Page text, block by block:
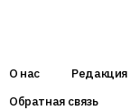
О нас Редакция
Обратная связь